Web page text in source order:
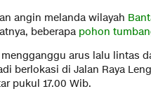
angin melanda wilayah
beberapa pohon
arus lalu lintas
berlokasi di Jalan Raya
pukul 17.00 Wib.